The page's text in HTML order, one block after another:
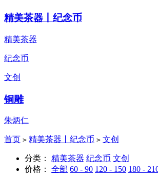
精美茶器丨纪念币
精美茶器
纪念币
文创
铜雕
朱炳仁
首页 > 精美茶器丨纪念币 > 文创
分类： 精美茶器 纪念币 文创
价格：
全部 60 - 90 120 - 150 180 -